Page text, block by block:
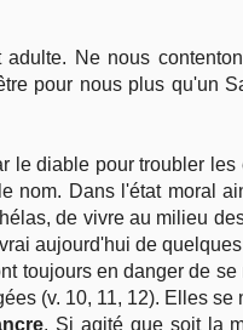
Ne nous
pour nous plus qu'un
le diable pour troubler
nom. Dans l'état moral
de vivre au milieu
aujourd'hui de
toujours en danger de
(v. 10, 11, 12). Elles
. Si agité que soit la